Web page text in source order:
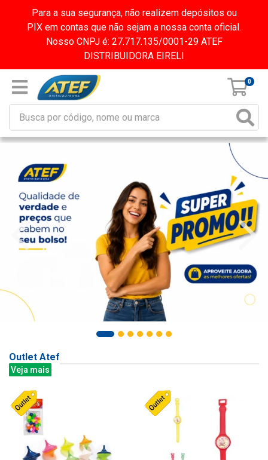
Para a sua segurança, não realizem depósitos ou
PIX em contas que não sejam a nossa conta oficial.
Nosso CNPJ é: 27.717.135/0001-29 ATEF
DISTRIBUIDORA EIRELI
0
Outlet Atef
Veja mais